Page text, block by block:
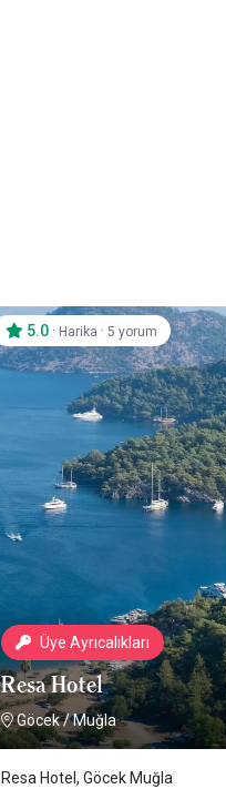
Üye Ayrıcalıkları
Resa Hotel
Göcek/Muğla
5.0 · Harika · 5 yorum
Resa Hotel, Göcek Muğla